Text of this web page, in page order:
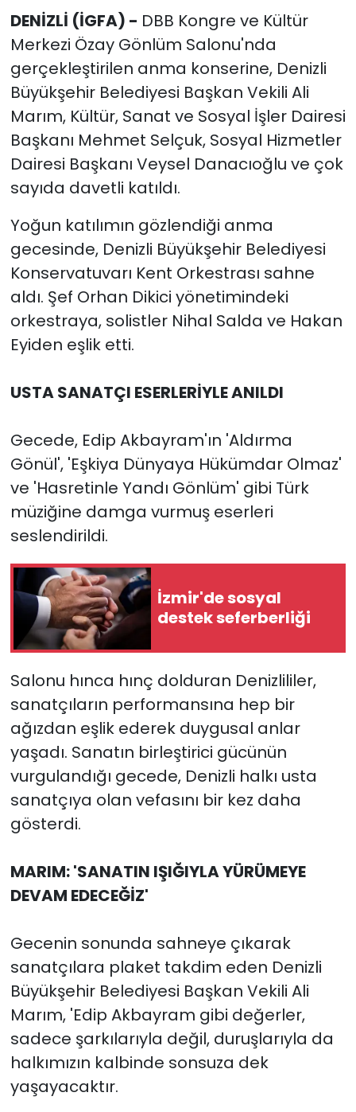
DENİZLİ (İGFA) - DBB Kongre ve Kültür
Merkezi Özay Gönlüm Salonu'nda
gerçekleştirilen anma konserine, Denizli
Büyükşehir Belediyesi Başkan Vekili Ali
Marım, Kültür, Sanat ve Sosyal İşler Dairesi
Başkanı Mehmet Selçuk, Sosyal Hizmetler
Dairesi Başkanı Veysel Danacıoğlu ve çok
sayıda davetli katıldı.
Yoğun katılımın gözlendiği anma
gecesinde, Denizli Büyükşehir Belediyesi
Konservatuvarı Kent Orkestrası sahne
aldı. Şef Orhan Dikici yönetimindeki
orkestraya, solistler Nihal Salda ve Hakan
Eyiden eşlik etti.
USTA SANATÇI ESERLERİYLE ANILDI
Gecede, Edip Akbayram'ın 'Aldırma
Gönül', 'Eşkiya Dünyaya Hükümdar Olmaz'
ve 'Hasretinle Yandı Gönlüm' gibi Türk
müziğine damga vurmuş eserleri
seslendirildi.
İzmir'de sosyal
destek seferberliği
Salonu hınca hınç dolduran Denizlililer,
sanatçıların performansına hep bir
ağızdan eşlik ederek duygusal anlar
yaşadı. Sanatın birleştirici gücünün
vurgulandığı gecede, Denizli halkı usta
sanatçıya olan vefasını bir kez daha
gösterdi.
MARIM: 'SANATIN IŞIĞIYLA YÜRÜMEYE
DEVAM EDECEĞİZ'
Gecenin sonunda sahneye çıkarak
sanatçılara plaket takdim eden Denizli
Büyükşehir Belediyesi Başkan Vekili Ali
Marım, 'Edip Akbayram gibi değerler,
sadece şarkılarıyla değil, duruşlarıyla da
halkımızın kalbinde sonsuza dek
yaşayacaktır.